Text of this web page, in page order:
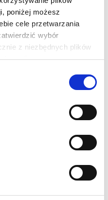
poniżej możesz
cele przetwarzania
wybór
z niezbędnych plików